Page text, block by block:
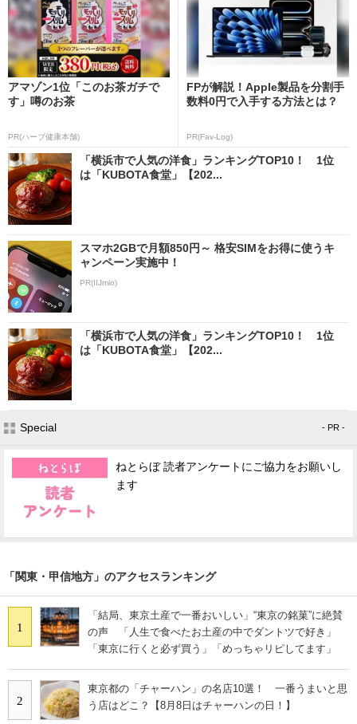
アマゾン1位「このお茶ガチで
す」噂のお茶
PR(ハーブ健康本舗)
FPが解説！Apple製品を分割手
数料0円で入手する方法とは？
PR(Fav-Log)
「横浜市で人気の洋食」ランキングTOP10！ 1位
は「KUBOTA食堂」【202...
スマホ2GBで月額850円～ 格安SIMをお得に使うキ
ャンペーン実施中！
PR(IIJmio)
「横浜市で人気の洋食」ランキングTOP10！ 1位
は「KUBOTA食堂」【202...
Special - PR -
ねとらぼ 読者アンケートにご協力をお願いし
ます
「関東・甲信地方」のアクセスランキング
1
「結局、東京土産で一番おいしい」“東京の銘菓”に絶賛
の声 「人生で食べたお土産の中でダントツで好き」
「東京に行くと必ず買う」「めっちゃリピしてます」
2
東京都の「チャーハン」の名店10選！ 一番うまいと思
う店はどこ？【8月8日はチャーハンの日！】